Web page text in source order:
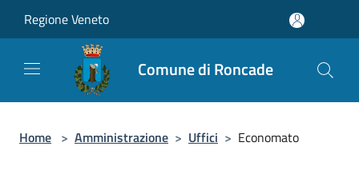
Regione Veneto
Comune di Roncade
Home > Amministrazione > Uffici > Economato